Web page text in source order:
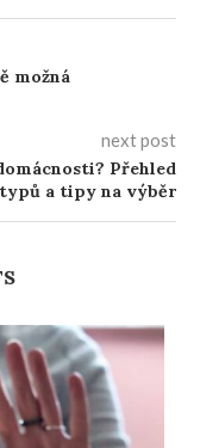
možná
next post
Přehled
typů a tipy na výběr